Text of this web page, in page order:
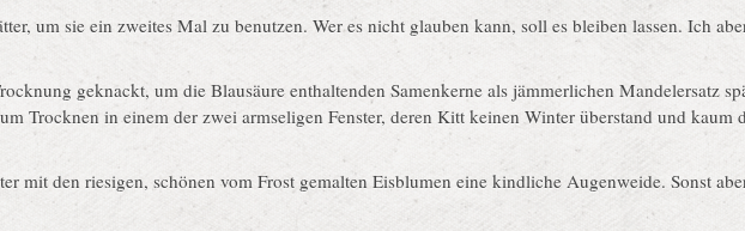
um sie ein zweites Mal zu benutzen. Wer es nicht glauben kann, soll es bleiben lassen. Ich
geknackt, um die Blausäure enthaltenden Samenkerne als jämmerlichen Mandelersatz
Trocknen in einem der zwei armseligen Fenster, deren Kitt keinen Winter überstand und kaum
mit den riesigen, schönen vom Frost gemalten Eisblumen eine kindliche Augenweide. Sonst